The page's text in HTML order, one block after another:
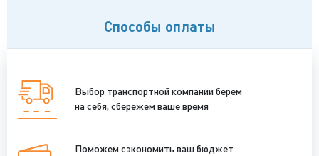
Способы оплаты
Выбор транспортной компании берем
на себя, сбережем ваше время
Поможем сэкономить ваш бюджет